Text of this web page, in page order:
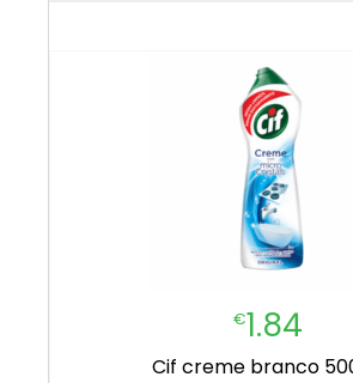
€1.84
cif creme branco